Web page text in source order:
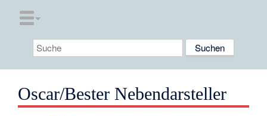
Oscar/Bester Nebendarsteller